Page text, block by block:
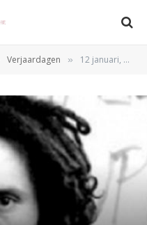
Verjaardagen » 12 januari, de verjaardag van Zack de la Rocha